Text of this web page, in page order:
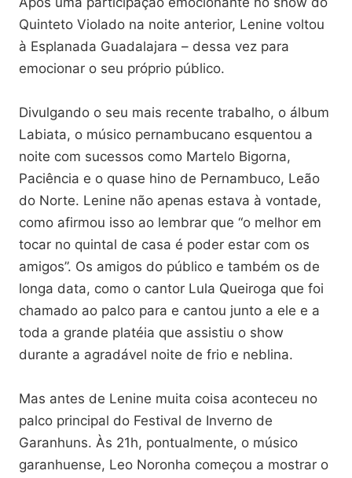
Quinteto Violado na noite anterior, Lenine voltou
à Esplanada Guadalajara – dessa vez para
emocionar o seu próprio público.
Divulgando o seu mais recente trabalho, o álbum
Labiata, o músico pernambucano esquentou a
noite com sucessos como Martelo Bigorna,
Paciência e o quase hino de Pernambuco, Leão
do Norte. Lenine não apenas estava à vontade,
como afirmou isso ao lembrar que “o melhor em
tocar no quintal de casa é poder estar com os
amigos”. Os amigos do público e também os de
longa data, como o cantor Lula Queiroga que foi
chamado ao palco para e cantou junto a ele e a
toda a grande platéia que assistiu o show
durante a agradável noite de frio e neblina.
Mas antes de Lenine muita coisa aconteceu no
palco principal do Festival de Inverno de
Garanhuns. Às 21h, pontualmente, o músico
garanhuense, Leo Noronha começou a mostrar o